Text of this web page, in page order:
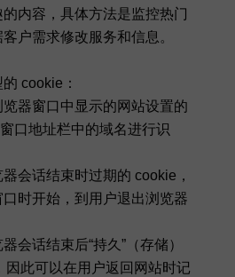
内容，具体方法是监控热门
户需求修改服务和信息。
cookie：
器窗口中显示的网站设置的
口地址栏中的域名进行识
会话结束时过期的 cookie，
时开始，到用户退出浏览器
会话结束后“持久”（存储）
因此可以在用户返回网站时记